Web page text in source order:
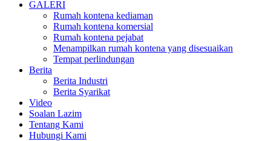
GALERI
Rumah kontena kediaman
Rumah kontena komersial
Rumah kontena pejabat
Menampilkan rumah kontena yang disesuaikan
Tempat perlindungan
Berita
Berita Industri
Berita Syarikat
Video
Soalan Lazim
Tentang Kami
Hubungi Kami